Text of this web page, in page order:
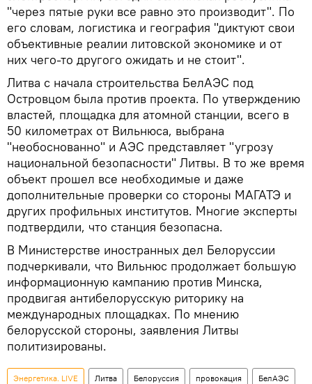
"через пятые руки все равно это производит". По
его словам, логистика и география "диктуют свои
объективные реалии литовской экономике и от
них чего-то другого ожидать и не стоит".
Литва с начала строительства БелАЭС под
Островцом была против проекта. По утверждению
властей, площадка для атомной станции, всего в
50 километрах от Вильнюса, выбрана
"необоснованно" и АЭС представляет "угрозу
национальной безопасности" Литвы. В то же время
объект прошел все необходимые и даже
дополнительные проверки со стороны МАГАТЭ и
других профильных институтов. Многие эксперты
подтвердили, что станция безопасна.
В Министерстве иностранных дел Белоруссии
подчеркивали, что Вильнюс продолжает большую
информационную кампанию против Минска,
продвигая антибелорусскую риторику на
международных площадках. По мнению
белорусской стороны, заявления Литвы
политизированы.
Энергетика. LIVE Литва Белоруссия провокация БелАЭС